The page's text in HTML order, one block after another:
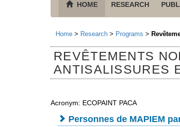
HOME RESEARCH
Home > Research > Programs >
REVÊTEMENTS
ANTISALISSURES
Acronym: ECOPAINT PACA
Personnes de MAPIEM